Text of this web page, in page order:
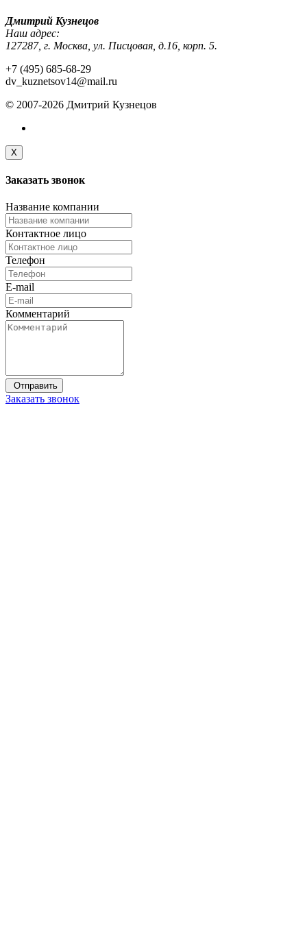
Дмитрий Кузнецов
Наш адрес:
127287, г. Москва, ул. Писцовая, д.16, корп. 5.
+7 (495) 685-68-29
dv_kuznetsov14@mail.ru
© 2007-2026 Дмитрий Кузнецов
X
Заказать звонок
Название компании
Контактное лицо
Телефон
E-mail
Комментарий
Заказать звонок